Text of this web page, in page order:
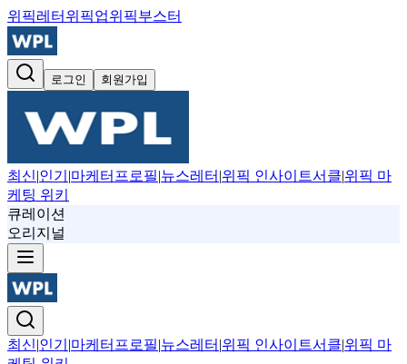
위픽레터 위픽업위픽부스터
로그인 회원가입
최신|인기 |마케터프로필|뉴스레터 |위픽 인사이트서클|위픽 마
케팅 위키
큐레이션
오리지널
최신|인기 |마케터프로필|뉴스레터 |위픽 인사이트서클|위픽 마